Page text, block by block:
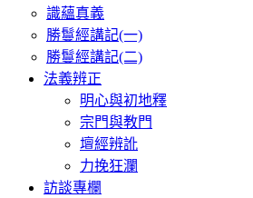
識蘊真義
勝鬘經講記(一)
勝鬘經講記(二)
法義辨正
明心與初地釋
宗門與教門
壇經辨訛
力挽狂瀾
訪談專欄